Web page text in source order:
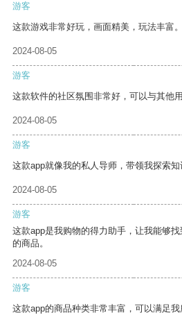
游客
这款游戏非常好玩，画面精美，玩法丰富。
2024-08-05
游客
这款软件的社区氛围非常好，可以与其他
2024-08-05
游客
这款app就像我的私人导师，带领我探索知
2024-08-05
游客
这款app是我购物的得力助手，让我能够
的商品。
2024-08-05
游客
这款app的商品种类非常丰富，可以满足我